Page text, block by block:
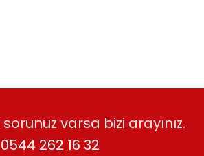
varsa bizi arayınız.
0544 262 16 32